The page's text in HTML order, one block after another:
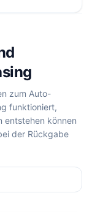
zum Auto-
funktioniert,
entstehen können
der Rückgabe